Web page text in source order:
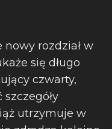
nowy rozdział w
się długo
czwarty,
utrzymuje w